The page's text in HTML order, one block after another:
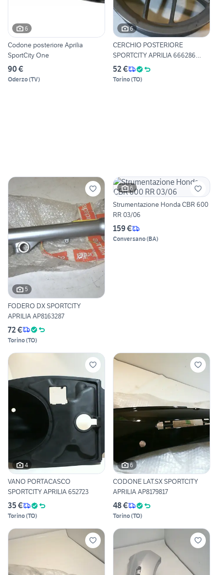
6
Codone posteriore Aprilia
SportCity One
90 €
Oderzo(TV)
6
CERCHIO POSTERIORE
SPORTCITY APRILIA 666286
USATO
52 €
Torino(TO)
5
FODERO DX SPORTCITY
APRILIA AP8163287
72 €
Torino(TO)
6
Strumentazione Honda CBR 600
RR 03/06
159 €
Conversano(BA)
4
VANO PORTACASCO
SPORTCITY APRILIA 652723
35 €
Torino(TO)
6
CODONE LAT.SX SPORTCITY
APRILIA AP8179817
48 €
Torino(TO)